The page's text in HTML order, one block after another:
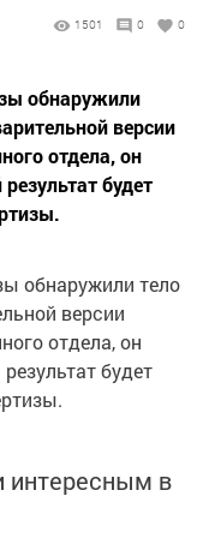
1501 0 0
обнаружили
версии
отдела, он
будет
обнаружили тело
версии
отдела, он
будет
в